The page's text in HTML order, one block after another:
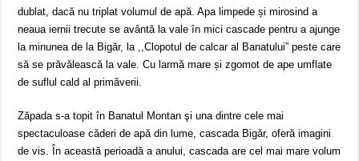
dublat, dacă nu triplat volumul de apă. Apa limpede și mirosind a
neaua iernii trecute se avântă la vale în mici cascade pentru a ajunge
la minunea de la Bigăr, la ,,Clopotul de calcar al Banatului” peste care
să se prăvălească la vale. Cu larmă mare și zgomot de ape umflate
de suflul cald al primăverii.
Zăpada s-a topit în Banatul Montan şi una dintre cele mai
spectaculoase căderi de apă din lume, cascada Bigăr, oferă imagini
de vis. În această perioadă a anului, cascada are cel mai mare volum